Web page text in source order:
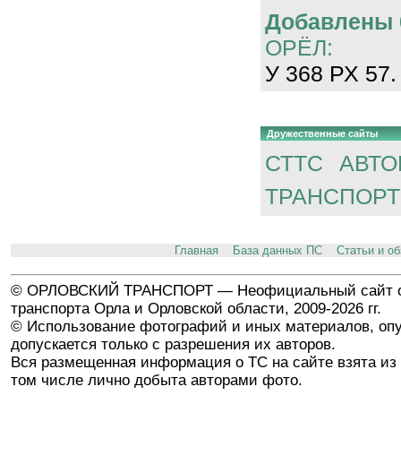
Добавлены
ОРЁЛ:
У 368 РХ 57.
Дружественные сайты
СТТС
ТРАНСПОРТ
Главная База данных ПС Статьи и
© ОРЛОВСКИЙ ТРАНСПОРТ — Неофициальный сайт
транспорта Орла и Орловской области, 2009-2026 гг.
© Использование фотографий и иных материалов,
допускается только с разрешения их авторов.
Вся размещенная информация о ТС на сайте взята из
том числе лично добыта авторами фото.